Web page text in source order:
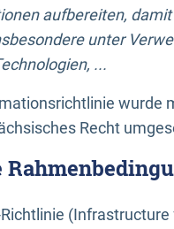
aufbereiten,
unter
...
wurde
Recht
Richtlinie